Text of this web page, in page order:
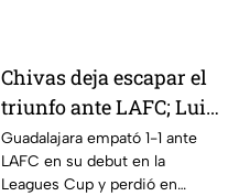
Chivas deja escapar el
triunfo ante LAFC; Luis
Romo es señalado por
su cobro en penales
Guadalajara empató 1-1 ante
LAFC en su debut en la
Leagues Cup y perdió en